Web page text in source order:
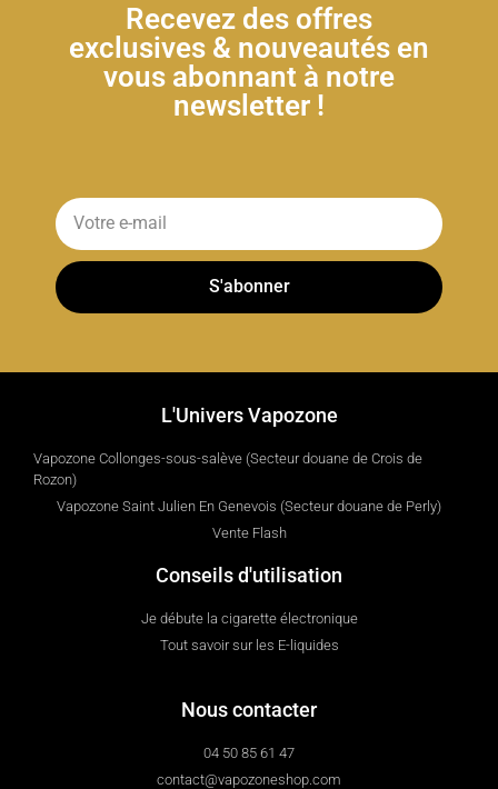
Recevez des offres
exclusives & nouveautés en
vous abonnant à notre
newsletter !
S'abonner
L'Univers Vapozone
Vapozone Collonges-sous-salève (Secteur douane de Crois de
Rozon)
Vapozone Saint Julien En Genevois (Secteur douane de Perly)
Vente Flash
Conseils d'utilisation
Je débute la cigarette électronique
Tout savoir sur les E-liquides
Nous contacter
04 50 85 61 47
contact@vapozoneshop.com